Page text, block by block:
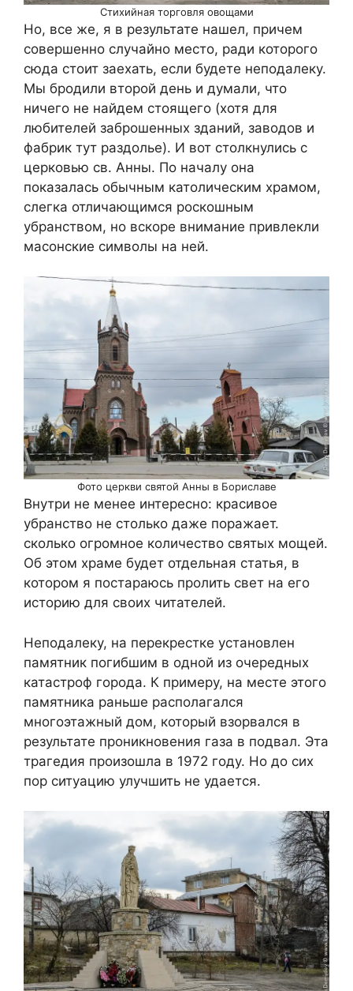
Стихийная торговля овощами
Но, все же, я в результате нашел, причем
совершенно случайно место, ради которого
сюда стоит заехать, если будете неподалеку.
Мы бродили второй день и думали, что
ничего не найдем стоящего (хотя для
любителей заброшенных зданий, заводов и
фабрик тут раздолье). И вот столкнулись с
церковью св. Анны. По началу она
показалась обычным католическим храмом,
слегка отличающимся роскошным
убранством, но вскоре внимание привлекли
масонские символы на ней.
Фото церкви святой Анны в Бориславе
Внутри не менее интересно: красивое
убранство не столько даже поражает.
сколько огромное количество святых мощей.
Об этом храме будет отдельная статья, в
котором я постараюсь пролить свет на его
историю для своих читателей.
Неподалеку, на перекрестке установлен
памятник погибшим в одной из очередных
катастроф города. К примеру, на месте этого
памятника раньше располагался
многоэтажный дом, который взорвался в
результате проникновения газа в подвал. Эта
трагедия произошла в 1972 году. Но до сих
пор ситуацию улучшить не удается.